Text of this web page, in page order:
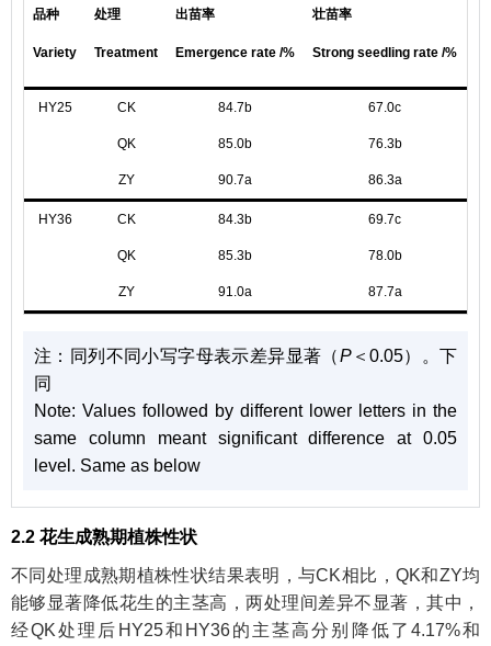
品种
Variety
处理
Treatment
出苗率
Emergence rate /%
壮苗率
Strong seedling rate /%
HY25 CK 84.7b 67.0c
QK 85.0b 76.3b
ZY 90.7a 86.3a
HY36 CK 84.3b 69.7c
QK 85.3b 78.0b
ZY 91.0a 87.7a
注： 同列不同小写字母表示差异显著（P＜0.05）。下
同
Note: Values followed by different lower letters in the
same column meant significant difference at 0.05
level. Same as below
2.2 花生成熟期植株性状
不同处理成熟期植株性状结果表明，与CK相比，QK和ZY均
能够显著降低花生的主茎高，两处理间差异不显著，其中，
经QK处理后HY25和HY36的主茎高分别降低了4.17%和